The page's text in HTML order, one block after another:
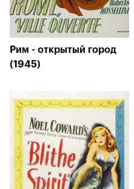
Рим - открытый город
(1945)